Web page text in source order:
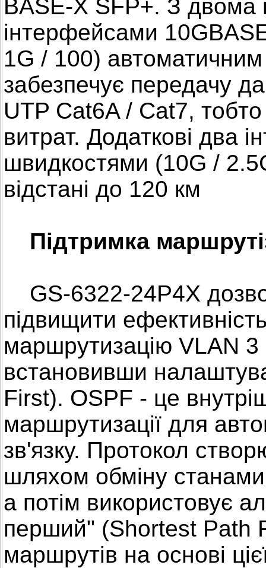
BASE-X SFP+. З двома
інтерфейсами
1G / 100)
забезпечує передачу
UTP Cat6A / Cat7,
витрат. Додаткові два
швидкостями (10G /
відстані до 120 км
Підтримка
GS-6322-24P4X
підвищити
маршрутизацію VLAN
встановивши
First). OSPF - це
маршрутизації для
зв'язку. Протокол
шляхом обміну станами
а потім використовує
перший" (Shortest Path
маршрутів на основі